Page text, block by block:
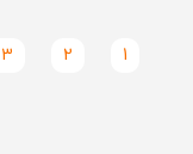
1
2
3